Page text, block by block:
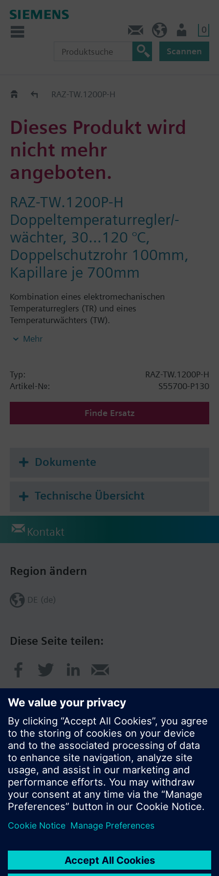
0
Scannen
Old2NewRAZ-TW.1200P-H
Dieses Produkt wird
nicht mehr
angeboten.
RAZ-TW.1200P-H
Doppeltemperaturregler/-
wächter, 30…120 °C,
Doppelschutzrohr 100mm,
Kapillare je 700mm
Kombination eines elektromechanischen
Temperaturreglers (TR) und eines
Temperaturwächters (TW).
Aussenskala (TR), Innenskala (TW), 2 Umschalter.
Mehr
Typ:
RAZ-TW.1200P-H
Artikel-Nr.:
S55700-P130
Finde Ersatz
Dokumente
Technische Übersicht
Kontakt
Diese Seite teilen:
Region ändern
DE (de)
© Siemens Schweiz AG 2020
Preise: unverbindliche Preisempfehlung ohne
MWSt in EUR
Nutzungsbedingungen